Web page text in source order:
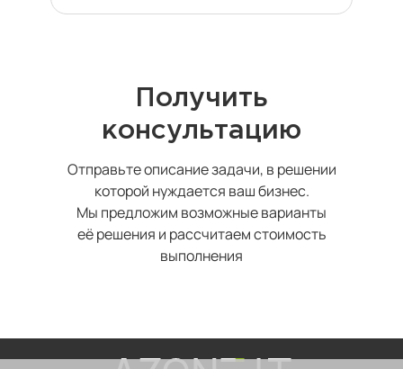
Получить
консультацию
Отправьте описание задачи, в решении
которой нуждается ваш бизнес.
Мы предложим возможные варианты
её решения и рассчитаем стоимость
выполнения